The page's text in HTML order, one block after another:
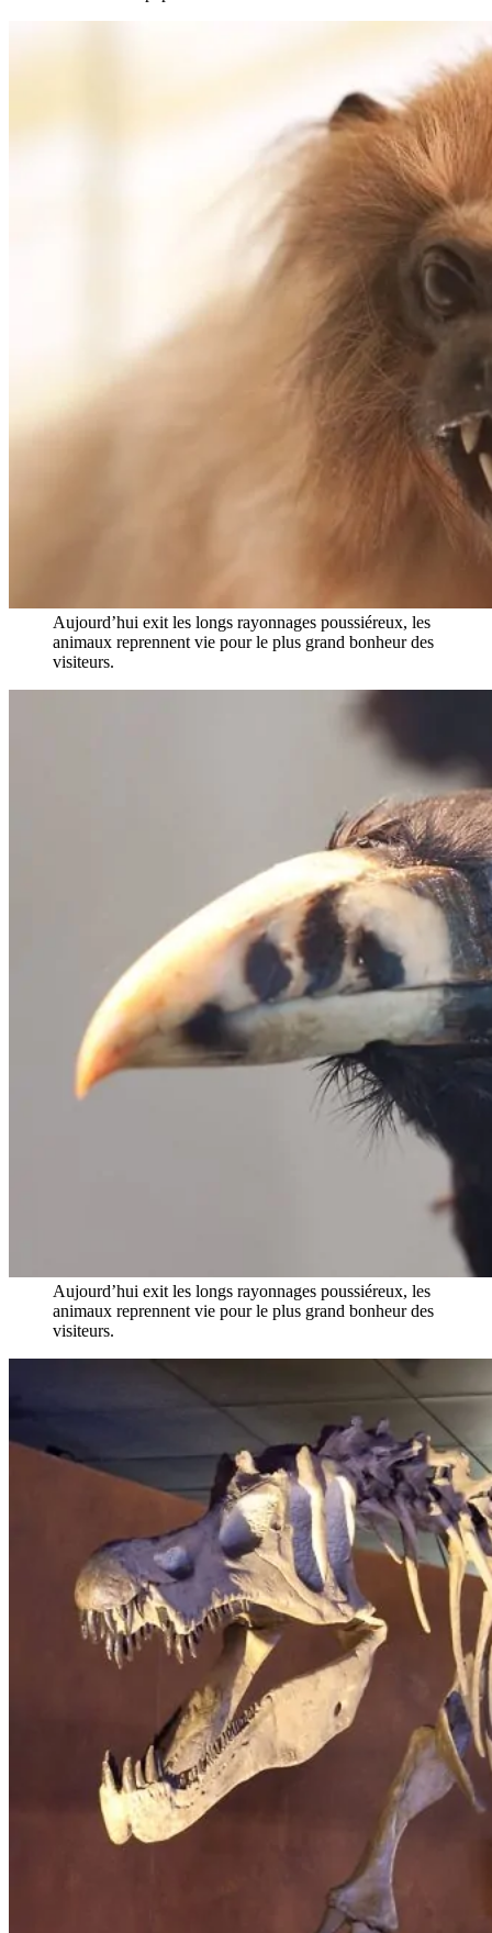
Aujourd’hui exit les longs rayonnages poussiéreux, les
animaux reprennent vie pour le plus grand bonheur des
visiteurs.
Aujourd’hui exit les longs rayonnages poussiéreux, les
animaux reprennent vie pour le plus grand bonheur des
visiteurs.